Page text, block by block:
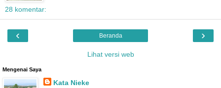
28 komentar:
‹ ›
Beranda
Lihat versi web
Mengenai Saya
Kata Nieke